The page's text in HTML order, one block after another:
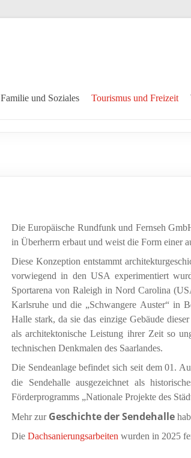
Familie und Soziales Tourismus und Freizeit
Die Europäische Rundfunk und Fernseh
in Überherrn erbaut und weist die Form einer
Diese Konzeption entstammt
vorwiegend in den USA experimentiert
Sportarena von Raleigh in Nord Carolina
Karlsruhe und die „Schwangere Auster“ in
Halle stark, da sie das einzige Gebäude
als architektonische Leistung ihrer Zeit so
technischen Denkmalen des Saarlandes.
Die Sendeanlage befindet sich seit dem 01.
die Sendehalle ausgezeichnet als
Förderprogramms „Nationale Projekte des
Mehr zur Geschichte der Sendehalle
Die Dachsanierungsarbeiten wurden in 2025